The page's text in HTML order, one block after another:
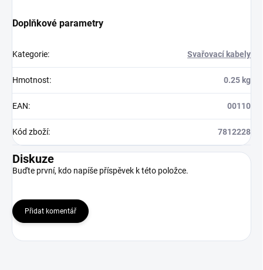
Doplňkové parametry
Kategorie: Svařovací kabely
Hmotnost: 0.25 kg
EAN: 00110
Kód zboží: 7812228
Diskuze
Buďte první, kdo napíše příspěvek k této položce.
Přidat komentář